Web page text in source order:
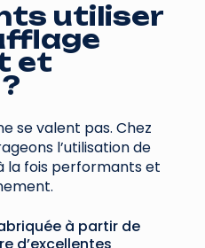
utiliser
et
se valent pas. Chez
l’utilisation de
la fois performants et
à partir de